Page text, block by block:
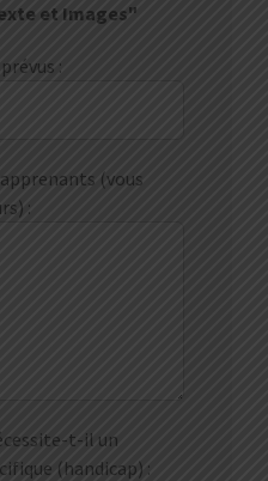
et Images"
:
(vous
:
t-il un
(handicap) :